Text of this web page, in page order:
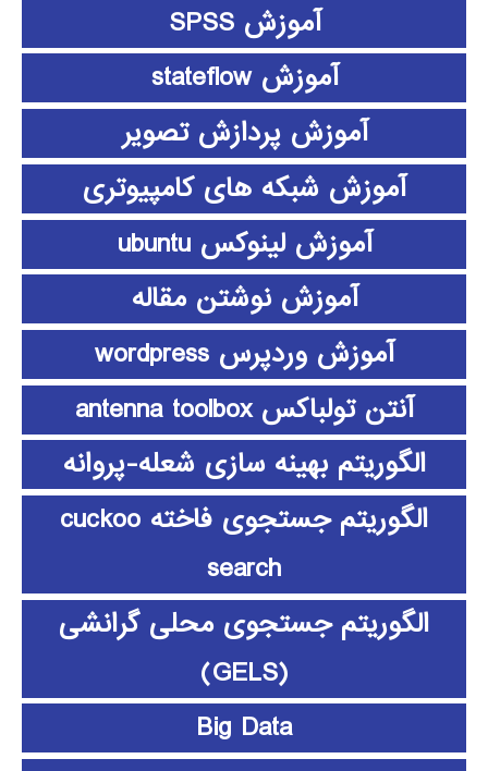
آموزش SPSS
آموزش stateflow
آموزش پردازش تصویر
آموزش شبکه های کامپیوتری
آموزش لینوکس ubuntu
آموزش نوشتن مقاله
آموزش وردپرس wordpress
آنتن تولباکس antenna toolbox
الگوریتم بهینه سازی شعله-پروانه
الگوریتم جستجوی فاخته cuckoo
search
الگوریتم جستجوی محلی گرانشی
(GELS)
Big Data